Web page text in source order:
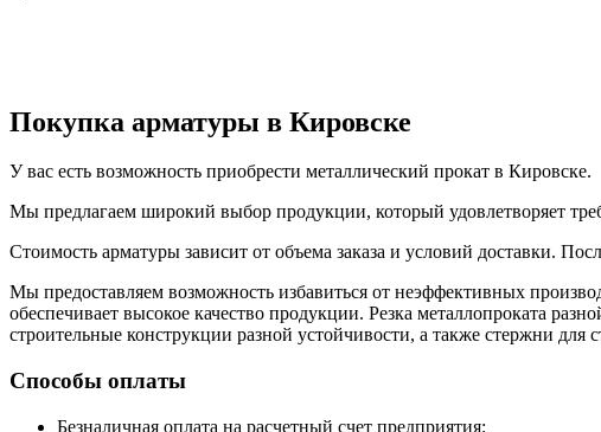
Покупка арматуры в Кировске
У вас есть возможность приобрести металлический прокат в Кировске.
Мы предлагаем широкий выбор продукции, который удовлетворяет
Стоимость арматуры зависит от объема заказа и условий доставки.
Мы предоставляем возможность избавиться от неэффективных
обеспечивает высокое качество продукции. Резка металлопроката
строительные конструкции разной устойчивости, а также стержни для
Способы оплаты
Безналичная оплата на расчетный счет предприятия;